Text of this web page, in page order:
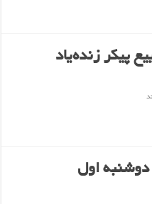
پیکر زنده‌یاد
دوشنبه اول